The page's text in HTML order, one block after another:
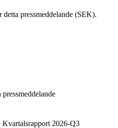
pressmeddelande (SEK).
Kvartalsrapport 2026-Q3